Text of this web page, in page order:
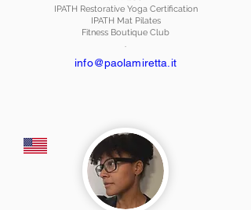
IPATH Restorative Yoga Certification
IPATH Mat Pilates
Fitness Boutique Club
.
info@paolamiretta.it